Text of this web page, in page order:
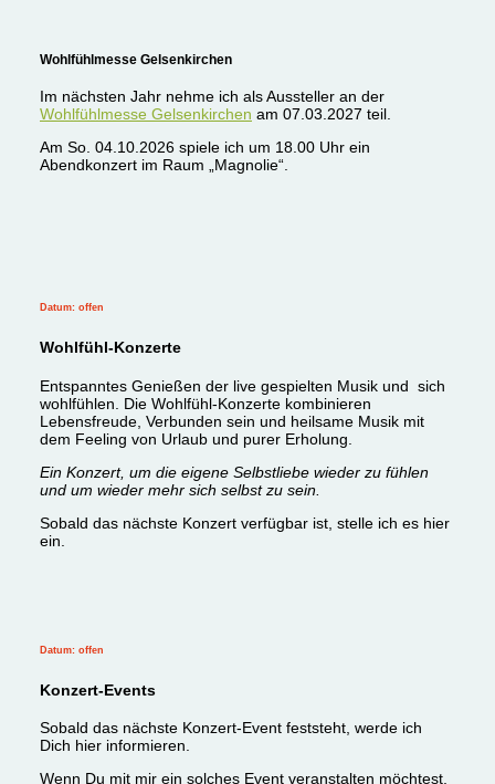
Wohlfühlmesse Gelsenkirchen
Im nächsten Jahr nehme ich als Aussteller an der
Wohlfühlmesse Gelsenkirchen am 07.03.2027 teil.
Am So. 04.10.2026 spiele ich um 18.00 Uhr ein
Abendkonzert im Raum „Magnolie“.
Datum: offen
Wohlfühl-Konzerte
Entspanntes Genießen der live gespielten Musik und sich
wohlfühlen. Die Wohlfühl-Konzerte kombinieren
Lebensfreude, Verbunden sein und heilsame Musik mit
dem Feeling von Urlaub und purer Erholung.
Ein Konzert, um die eigene Selbstliebe wieder zu fühlen
und um wieder mehr sich selbst zu sein.
Sobald das nächste Konzert verfügbar ist, stelle ich es hier
ein.
Datum: offen
Konzert-Events
Sobald das nächste Konzert-Event feststeht, werde ich
Dich hier informieren.
Wenn Du mit mir ein solches Event veranstalten möchtest,